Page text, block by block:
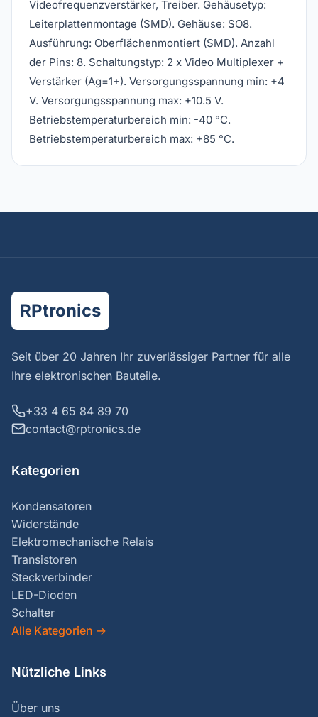
Videofrequenzverstärker, Treiber. Gehäusetyp:
Leiterplattenmontage (SMD). Gehäuse: SO8.
Ausführung: Oberflächenmontiert (SMD). Anzahl
der Pins: 8. Schaltungstyp: 2 x Video Multiplexer +
Verstärker (Ag=1+). Versorgungsspannung min: +4
V. Versorgungsspannung max: +10.5 V.
Betriebstemperaturbereich min: -40 °C.
Betriebstemperaturbereich max: +85 °C.
RPtronics
Seit über 20 Jahren Ihr zuverlässiger Partner für alle
Ihre elektronischen Bauteile.
+33 4 65 84 89 70
contact@rptronics.de
Kategorien
Kondensatoren
Widerstände
Elektromechanische Relais
Transistoren
Steckverbinder
LED-Dioden
Schalter
Alle Kategorien →
Nützliche Links
Über uns